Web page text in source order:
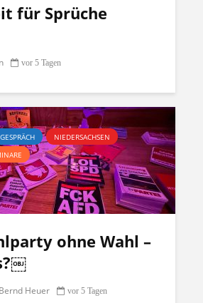
für Sprüche
vor 5 Tagen
GESPRÄCH
NIEDERSACHSEN
ohne Wahl –
Heuer vor 5 Tagen